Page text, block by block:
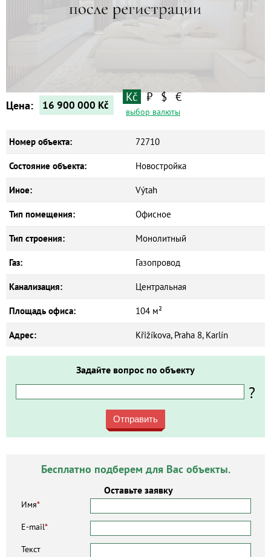
Цена: 16 900 000 Kč
Kč ₽ $ €
выбор валюты
Номер объекта: 72710
Состояние объекта: Новостройка
Иное: Výtah
Тип помещения: Офисное
Тип строения: Монолитный
Газ: Газопровод
Канализация: Центральная
Площадь офиса: 104 м²
Адрес: Křižíkova, Praha 8, Karlín
Задайте вопрос по объекту
?
Отправить
Бесплатно подберем для Вас объекты.
Оставьте заявку
Имя*
E-mail*
Текст